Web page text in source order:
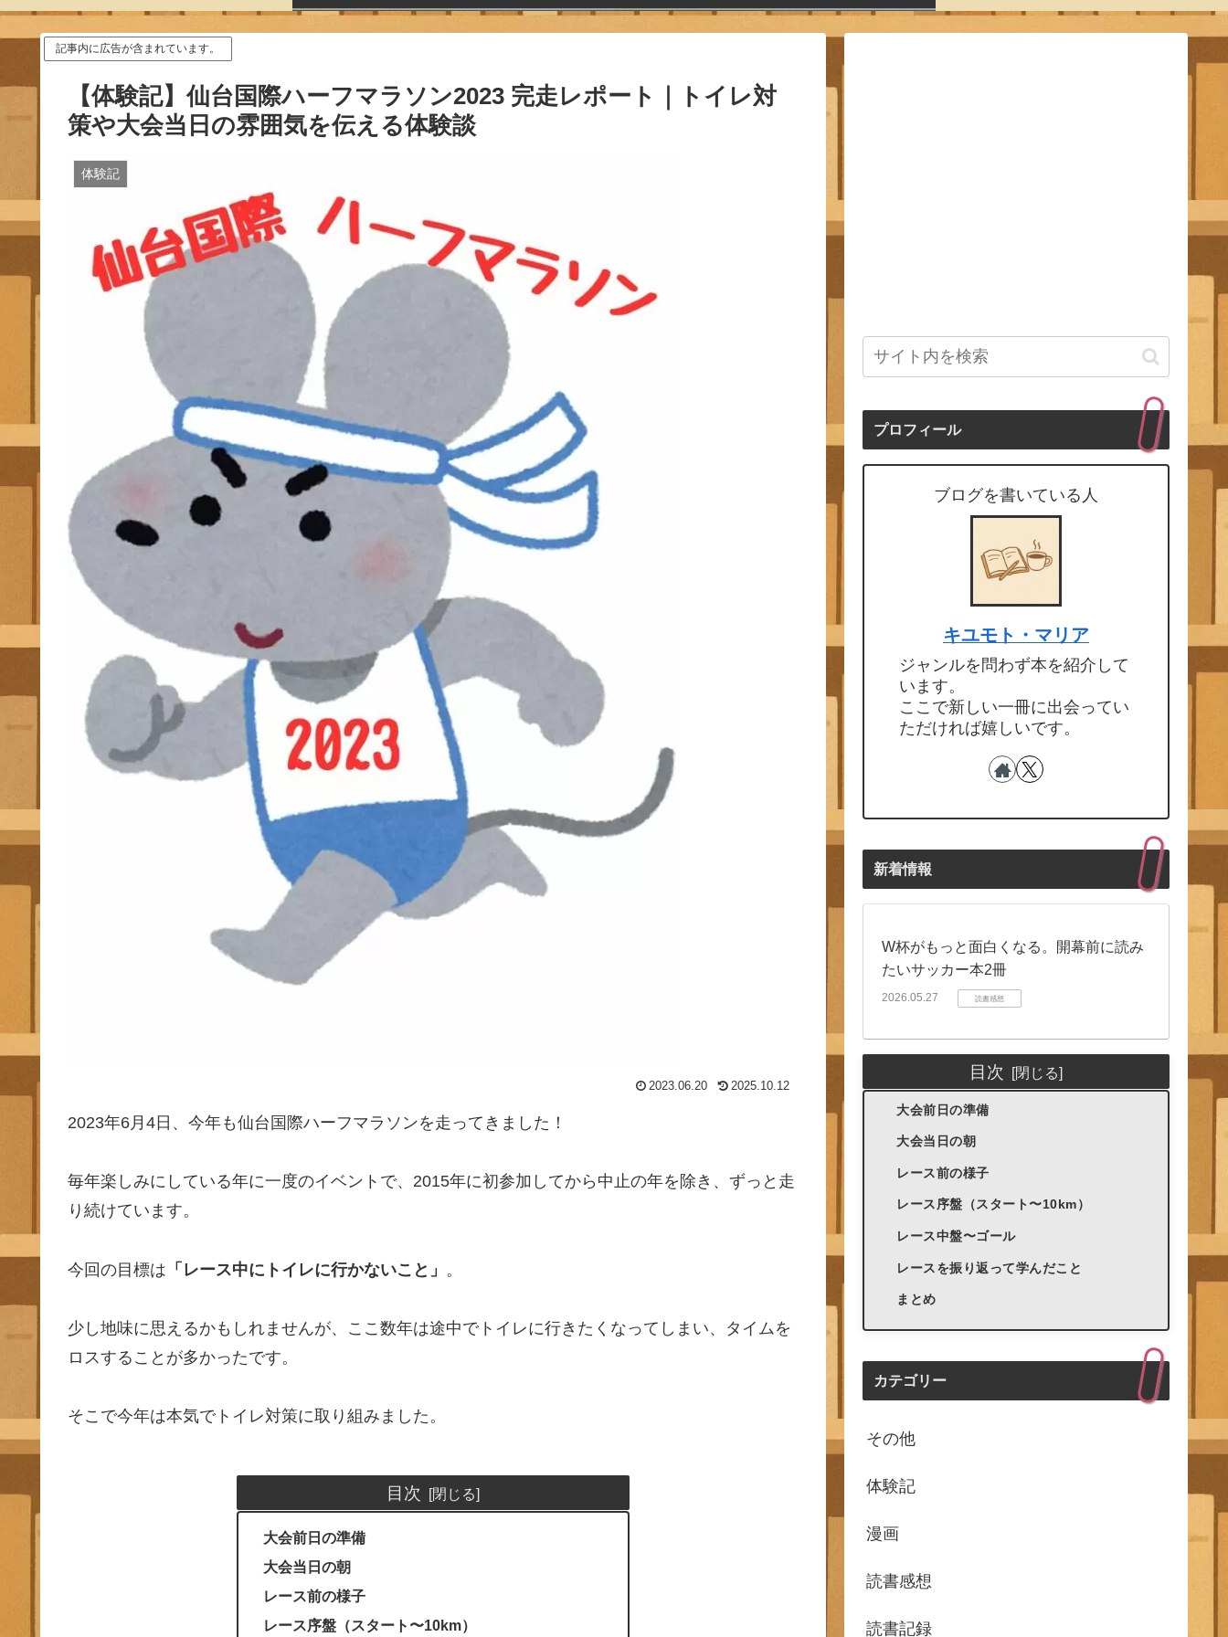
記事内に広告が含まれています。
【体験記】仙台国際ハーフマラソン2023 完走レポート｜トイレ対
策や大会当日の雰囲気を伝える体験談
体験記
2023.06.20 2025.10.12
2023年6月4日、今年も仙台国際ハーフマラソンを走ってきました！
毎年楽しみにしている年に一度のイベントで、2015年に初参加してから中止の年を除き、ずっと走
り続けています。
今回の目標は 「レース中にトイレに行かないこと」 。
少し地味に思えるかもしれませんが、ここ数年は途中でトイレに行きたくなってしまい、タイムを
ロスすることが多かったです。
そこで今年は本気でトイレ対策に取り組みました。
目次
大会前日の準備
大会当日の朝
レース前の様子
レース序盤（スタート〜10km）
プロフィール
ブログを書いている人
キユモト・マリア
ジャンルを問わず本を紹介して
います。
ここで新しい一冊に出会ってい
ただければ嬉しいです。
新着情報
W杯がもっと面白くなる。開幕前に読み
たいサッカー本2冊
2026.05.27 読書感想
目次
大会前日の準備
大会当日の朝
レース前の様子
レース序盤（スタート〜10km）
レース中盤〜ゴール
レースを振り返って学んだこと
まとめ
カテゴリー
その他
体験記
漫画
読書感想
読書記録